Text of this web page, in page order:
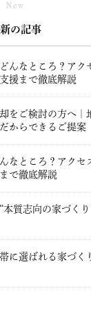
New
の記事
んなところ？アク
援まで徹底解説
をご検討の方へ｜
からできるご提案
なところ？アクセ
で徹底解説
質志向の家づくり
に選ばれる家づく